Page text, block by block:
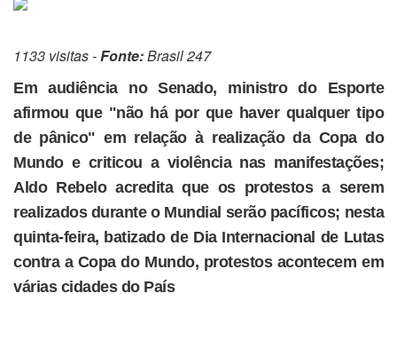
1133 visitas -Fonte:Brasil 247
Em audiência no Senado, ministro do Esporte
afirmou que "não há por que haver qualquer tipo
de pânico" em relação à realização da Copa do
Mundo e criticou a violência nas manifestações;
Aldo Rebelo acredita que os protestos a serem
realizados durante o Mundial serão pacíficos; nesta
quinta-feira, batizado de Dia Internacional de Lutas
contra a Copa do Mundo, protestos acontecem em
várias cidades do País